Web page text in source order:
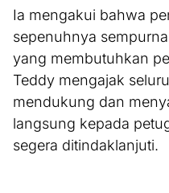
Ia mengakui bahwa
sepenuhnya
yang membutuhkan
Teddy mengajak
mendukung dan
langsung kepada
segera ditindaklanjuti.